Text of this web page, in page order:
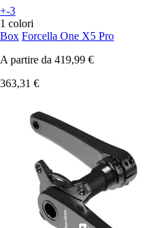
+-3
1 colori
Box Forcella One X5 Pro
A partire da 419,99 €
363,31 €